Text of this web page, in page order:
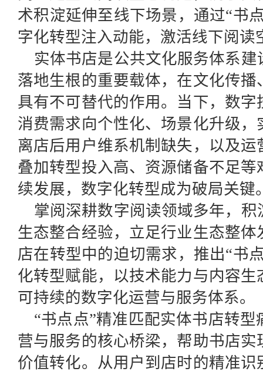
术积淀延伸至线下场景，通过“书
字化转型注入动能，激活线下阅
实体书店是公共文化服务体系
落地生根的重要载体，在文化传
具有不可替代的作用。当下，数
消费需求向个性化、场景化升级
离店后用户维系机制缺失，以及
叠加转型投入高、资源储备不足
续发展，数字化转型成为破局关键
掌阅深耕数字阅读领域多年，
生态整合经验，立足行业生态整
店在转型中的迫切需求，推出“书
化转型赋能，以技术能力与内容
可持续的数字化运营与服务体系。
“书点点”精准匹配实体书店转
营与服务的核心桥梁，帮助书店
价值转化。从用户到店时的精准